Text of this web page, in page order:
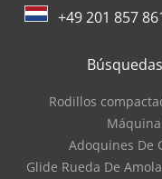
+49 201 857
Rodillos
Adoquines De
Glide Rueda De